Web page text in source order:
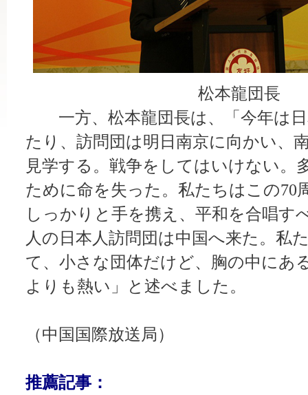
松本龍団長
一方、松本龍団長は、「今年は日
たり、訪問団は明日南京に向かい、
見学する。戦争をしてはいけない。
ために命を失った。私たちはこの70
しっかりと手を携え、平和を合唱す
人の日本人訪問団は中国へ来た。私
て、小さな団体だけど、胸の中にあ
よりも熱い」と述べました。
（中国国際放送局）
推薦記事：